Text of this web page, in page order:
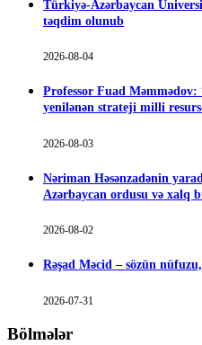
Türkiyə-Azərbaycan
təqdim olunub
2026-08-04
Professor Fuad
yenilənən strateji milli
2026-08-03
Nəriman Həsənzadənin
Azərbaycan ordusu və xalq
2026-08-02
Rəşad Məcid – sözün
2026-07-31
Bölmələr